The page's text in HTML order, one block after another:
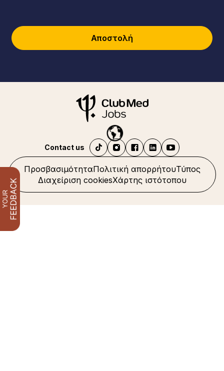
Αποστολή
ΠροσβασιμότηταΠολιτική απορρήτουΤύπος
Διαχείριση cookiesΧάρτης ιστότοπου
Contact us